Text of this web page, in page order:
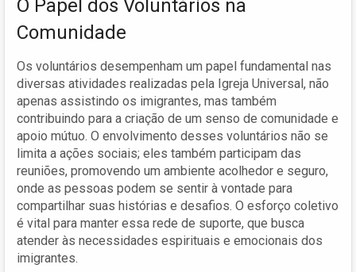
O Papel dos Voluntários na
Comunidade
Os voluntários desempenham um papel fundamental nas
diversas atividades realizadas pela Igreja Universal, não
apenas assistindo os imigrantes, mas também
contribuindo para a criação de um senso de comunidade e
apoio mútuo. O envolvimento desses voluntários não se
limita a ações sociais; eles também participam das
reuniões, promovendo um ambiente acolhedor e seguro,
onde as pessoas podem se sentir à vontade para
compartilhar suas histórias e desafios. O esforço coletivo
é vital para manter essa rede de suporte, que busca
atender às necessidades espirituais e emocionais dos
imigrantes.